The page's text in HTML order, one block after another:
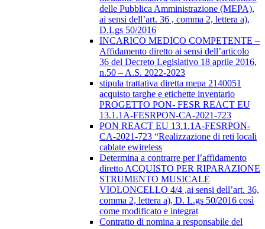
delle Pubblica Amministrazione (MEPA),
ai sensi dell’art. 36 , comma 2, lettera a),
D.Lgs 50/2016
INCARICO MEDICO COMPETENTE –
Affidamento diretto ai sensi dell’articolo
36 del Decreto Legislativo 18 aprile 2016,
n.50 – A.S. 2022-2023
stipula trattativa diretta mepa 2140051
acquisto targhe e etichette inventario
PROGETTO PON- FESR REACT EU
13.1.1A-FESRPON-CA-2021-723
PON REACT EU 13.1.1A-FESRPON-
CA-2021-723 “Realizzazione di reti locali
cablate ewireless
Determina a contrarre per l’affidamento
diretto ACQUISTO PER RIPARAZIONE
STRUMENTO MUSICALE
VIOLONCELLO 4/4 ,ai sensi dell’art. 36,
comma 2, lettera a), D. L.gs 50/2016 così
come modificato e integrat
Contratto di nomina a responsabile del